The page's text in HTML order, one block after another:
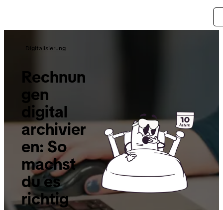
Digitalisierung
Rechnun
gen
digital
archivier
en: So
machst
du es
richtig